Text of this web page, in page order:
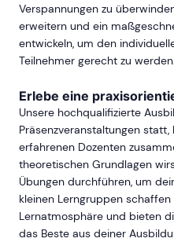
Verspannungen zu
erweitern und ein
entwickeln, um den
Teilnehmer gerecht zu werden.
Erlebe eine
Unsere hochqualifizierte
Präsenzveranstaltungen
erfahrenen Dozenten
theoretischen Grundlagen
Übungen durchführen, um
kleinen Lerngruppen
Lernatmosphäre und bieten
das Beste aus deiner